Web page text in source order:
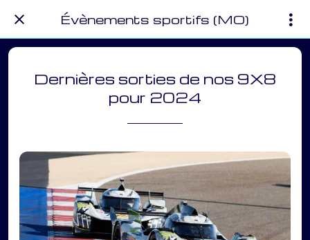
Évènements sportifs (MO)
Dernières sorties de nos 9X8
pour 2024